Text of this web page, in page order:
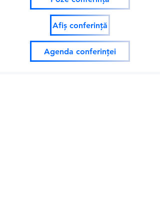
Afiș conferință
Agenda conferinței